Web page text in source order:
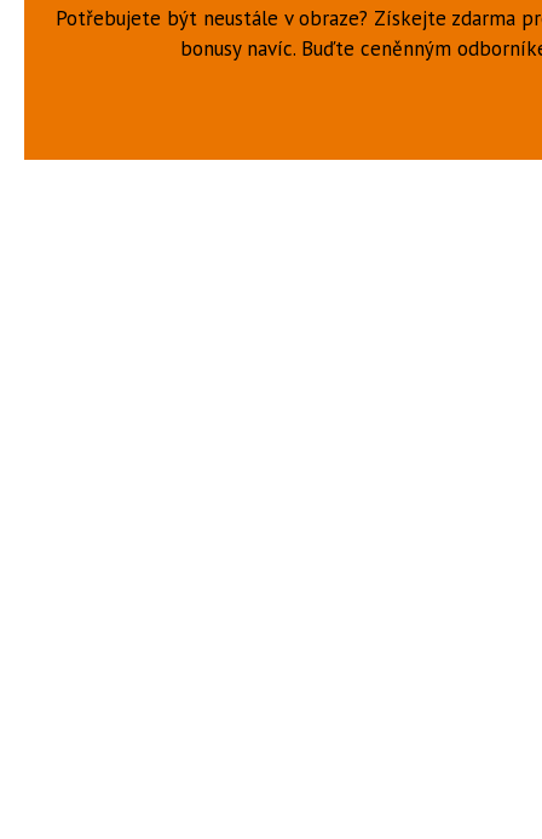
Potřebujete být neustále v obraze? Získejte zdarma
bonusy navíc. Buďte ceněnným